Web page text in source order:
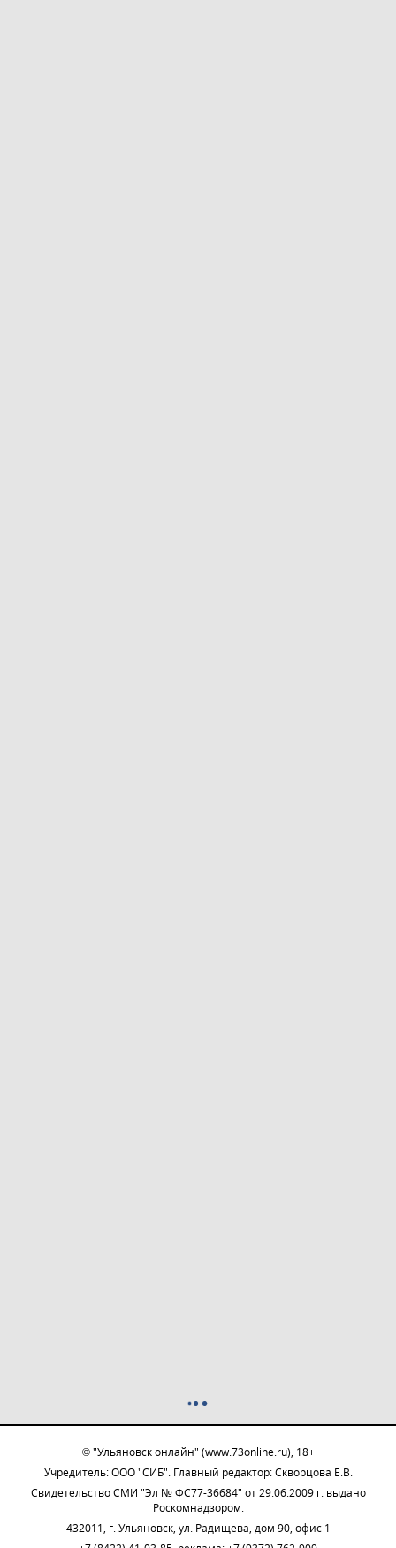
© "Ульяновск онлайн" (www.73online.ru), 18+
Учредитель: ООО "СИБ". Главный редактор: Скворцова Е.В.
Свидетельство СМИ "Эл № ФС77-36684" от 29.06.2009 г. выдано
Роскомнадзором.
432011, г. Ульяновск, ул. Радищева, дом 90, офис 1